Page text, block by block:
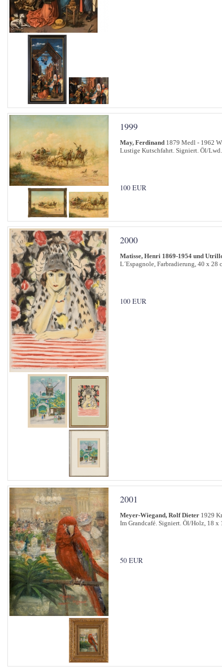
1999
May, Ferdinand 1879 Medl - 1962
Lustige Kutschfahrt. Signiert. Öl/
100 EUR
2000
Matisse, Henri 1869-1954 und
L´Espagnole, Farbradierung, 40 x
100 EUR
2001
Meyer-Wiegand, Rolf Dieter 1929
Im Grandcafé. Signiert. Öl/Holz, 18 x
50 EUR